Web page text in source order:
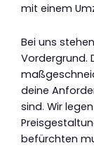
mit einem
Bei uns
Vordergrund.
deine
sind. Wir
befürchten